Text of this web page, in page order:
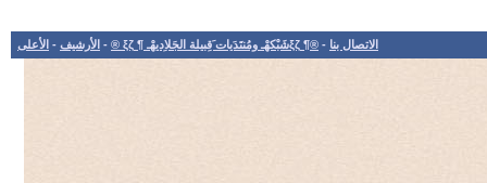
الاتصال بنا - ®¶ ξζشَبْكهْـ ومُنتَدَيات َقِبيلة الجَلاِديهْـ ¶ ξζ ® - الأرشيف - الأعلى